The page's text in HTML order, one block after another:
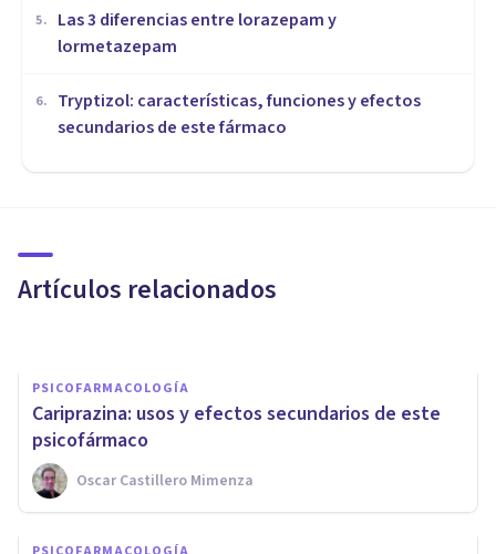
5.
Las 3 diferencias entre lorazepam y
lormetazepam
6.
Tryptizol: características, funciones y efectos
secundarios de este fármaco
Artículos relacionados
este fármaco antidepresivo
PSICOFARMACOLOGÍA
Cariprazina: usos y efectos secundarios de este
psicofármaco
Oscar Castillero Mimenza
PSICOFARMACOLOGÍA
Antagonistas e Inhibidores de